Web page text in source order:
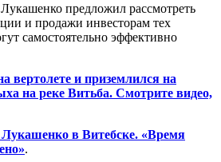
предложил рассмотреть
и продажи инвесторам тех
самостоятельно эффективно
вертолете и приземлился на
на реке Витьба. Смотрите видео,
в Витебске. «Время
.